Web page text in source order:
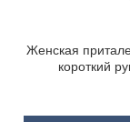
Женская
короткий